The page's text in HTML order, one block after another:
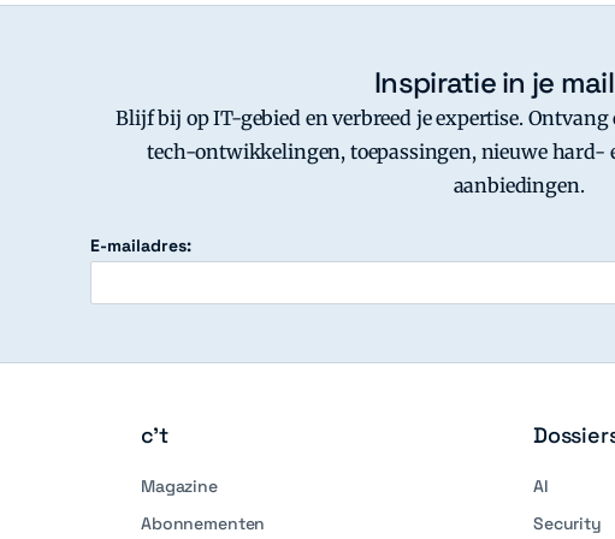
Inspiratie in je
Blijf bij op IT-gebied en verbreed je expertise.
tech-ontwikkelingen, toepassingen, nieuwe hard-
aanbiedingen.
E-mailadres:
c't
Magazine
Abonnementen
AI
Security